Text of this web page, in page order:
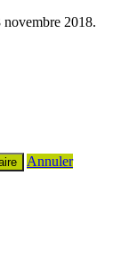
novembre 2018.
Annuler